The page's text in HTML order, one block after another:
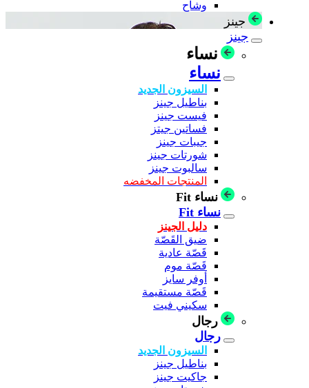
وشاح
جينز
جينز
نساء
نساء
السيزون الجديد
بناطيل جينز
فيست جينز
فساتين جيتز
جيبات جينز
شورتات جينز
سالبوت جينز
المنتجات المخفضه
نساء Fit
نساء Fit
دليل الجينز
ضيق القَصّة
قَصّة عادية
قَصّة موم
أوفر سايز
قَصّة مستقيمة
سكيني فيت
رجال
رجال
السيزون الجديد
بناطيل جينز
جاكيت جينز